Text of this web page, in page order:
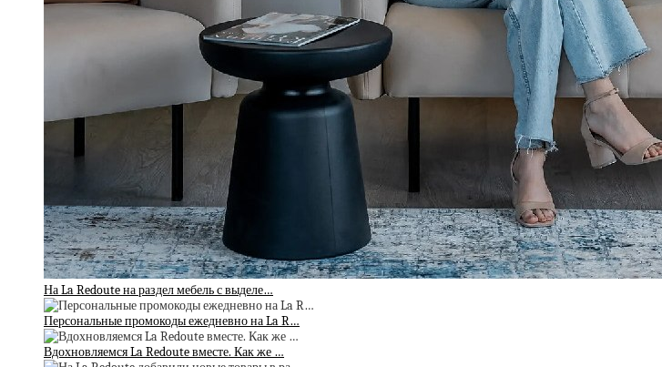
На La Redoute на раздел мебель с выделе…
Персональные промокоды ежедневно на La R…
Вдохновляемся La Redoute вместе. Как же …